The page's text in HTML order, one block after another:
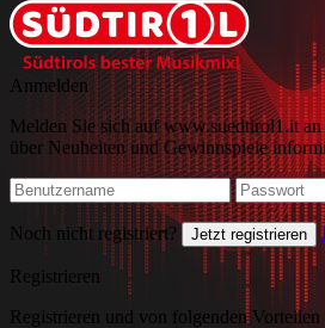
Anmelden
Melden Sie sich auf www.suedtirol1.it
über Neuheiten und Gewinnspiele
Noch nicht registriert? Jetzt registrieren
Registrieren
Registrieren und von folgenden